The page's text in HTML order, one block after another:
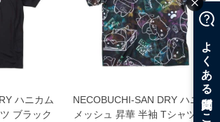
ハニカム
ブラック
NECOBUCHI-SAN DRY ハニカム
メッシュ 昇華 半袖 Tシャツ ブラ